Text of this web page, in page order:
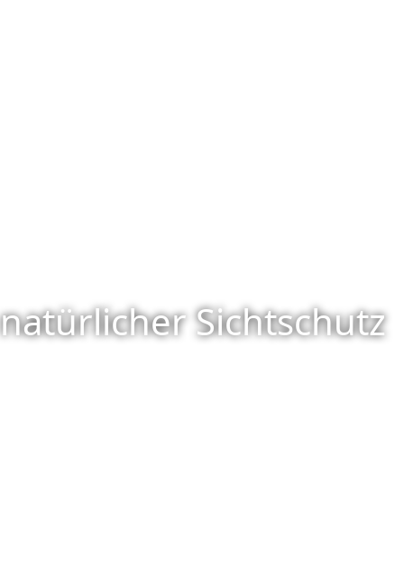
natürlicher Sichtschutz